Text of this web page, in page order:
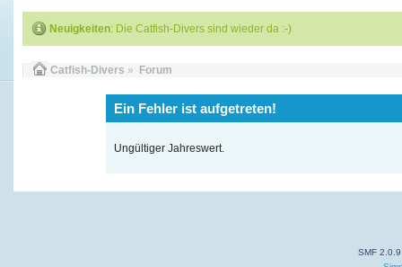
Neuigkeiten: Die Catfish-Divers sind wieder da :-)
Catfish-Divers » Forum
Ein Fehler ist aufgetreten!
Ungültiger Jahreswert.
SMF 2.0.9